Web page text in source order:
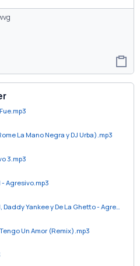
La Mano Negra y DJ Urba).mp3
3.mp3
Agresivo.mp3
Jowell y Randy Ft. Arcangel, Daddy Yankee y De La Ghetto - Agresivo (Official Remix).mp3
Un Amor (Remix).mp3